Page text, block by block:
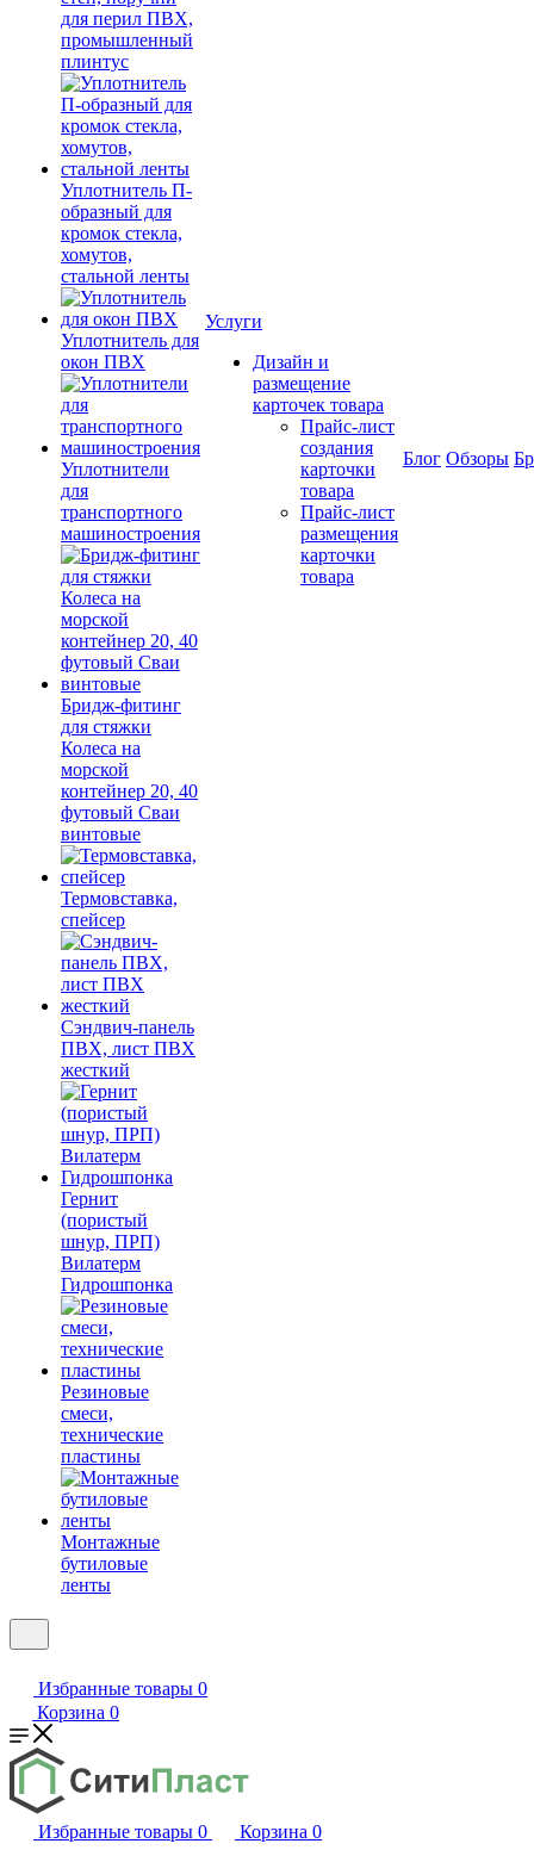
для перил ПВХ,
промышленный
плинтус
Уплотнитель П-
образный для
кромок стекла,
хомутов,
стальной ленты
Уплотнитель для
окон ПВХ
Уплотнители
для
транспортного
машиностроения
Бридж-фитинг
для стяжки
Колеса на
морской
контейнер 20, 40
футовый Сваи
винтовые
Термовставка,
спейсер
Сэндвич-панель
ПВХ, лист ПВХ
жесткий
Гернит
(пористый
шнур, ПРП)
Вилатерм
Гидрошпонка
Резиновые
смеси,
технические
пластины
Монтажные
бутиловые
ленты
Услуги
Дизайн и
размещение
карточек товара
Прайс-лист
создания
карточки
товара
Прайс-лист
размещения
карточки
товара
Блог Обзоры
Избранные товары 0
Корзина 0
Избранные товары 0 Корзина 0